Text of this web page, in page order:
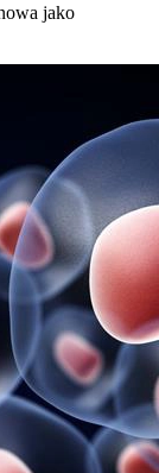
jako